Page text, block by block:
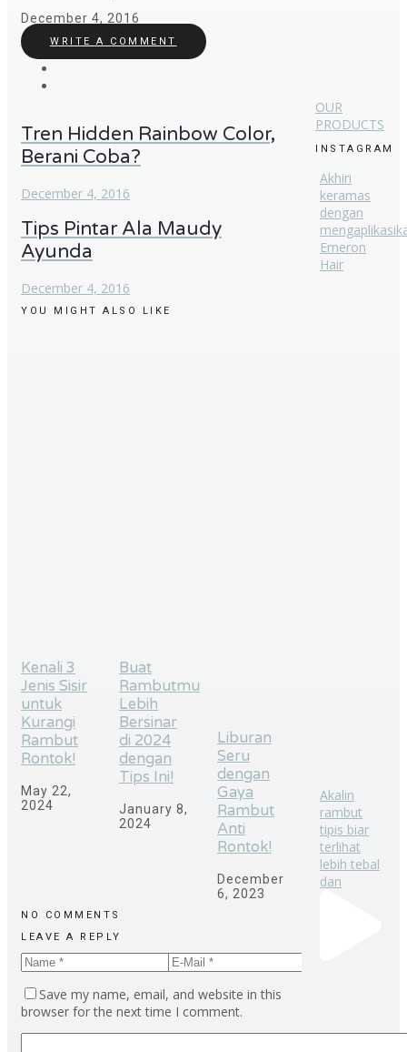
December 4, 2016
WRITE A COMMENT
Tren Hidden Rainbow Color,
Berani Coba?
December 4, 2016
Tips Pintar Ala Maudy
Ayunda
December 4, 2016
YOU MIGHT ALSO LIKE
Kenali 3
Jenis Sisir
untuk
Kurangi
Rambut
Rontok!
May 22,
2024
Buat
Rambutmu
Lebih
Bersinar
di 2024
dengan
Tips Ini!
January 8,
2024
Liburan
Seru
dengan
Gaya
Rambut
Anti
Rontok!
December
6, 2023
NO COMMENTS
LEAVE A REPLY
Save my name, email, and website in this
browser for the next time I comment.
OUR
PRODUCTS
INSTAGRAM
Akhiri
keramas
dengan
Emeron
Hair
Akalin
rambut
tipis biar
terlihat
lebih tebal
dan